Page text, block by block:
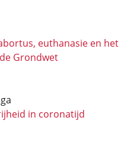
euthanasie en het
Grondwet
in coronatijd